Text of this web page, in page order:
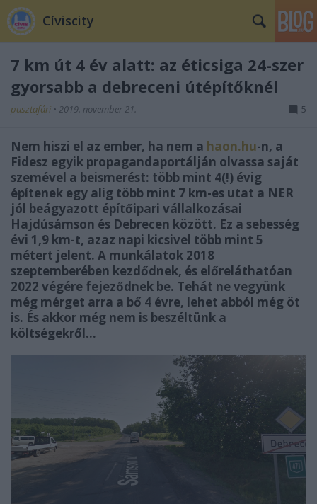
Cíviscity
7 km út 4 év alatt: az éticsiga 24-szer
gyorsabb a debreceni útépítőknél
pusztafári • 2019. november 21. 5
Nem hiszi el az ember, ha nem a haon.hu-n, a
Fidesz egyik propagandaportálján olvassa saját
szemével a beismerést: több mint 4(!) évig
építenek egy alig több mint 7 km-es utat a NER
jól beágyazott építőipari vállalkozásai
Hajdúsámson és Debrecen között. Ez a sebesség
évi 1,9 km-t, azaz napi kicsivel több mint 5
métert jelent. A munkálatok 2018
szeptemberében kezdődnek, és előreláthatóan
2022 végére fejeződnek be. Tehát ne vegyünk
még mérget arra a bő 4 évre, lehet abból még öt
is. És akkor még nem is beszéltünk a
költségekről…